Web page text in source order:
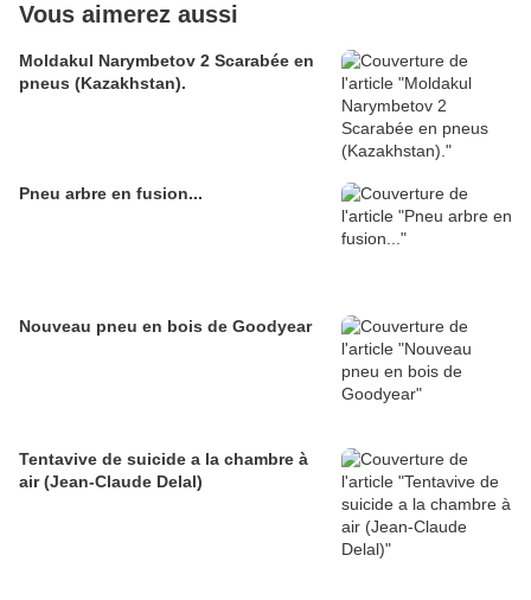
Vous aimerez aussi
Moldakul Narymbetov 2 Scarabée en
pneus (Kazakhstan).
Pneu arbre en fusion...
Nouveau pneu en bois de Goodyear
Tentavive de suicide a la chambre à
air (Jean-Claude Delal)